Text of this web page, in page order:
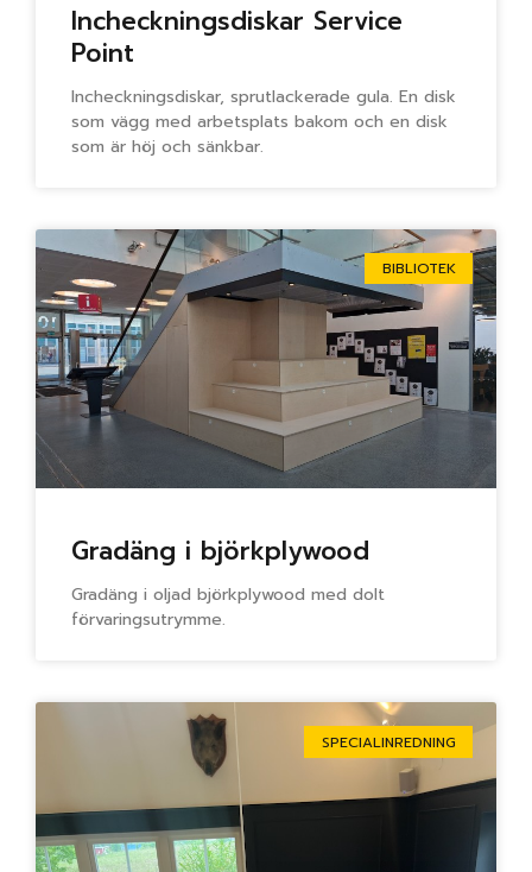
Incheckningsdiskar Service
Point
Incheckningsdiskar, sprutlackerade gula. En disk
som vägg med arbetsplats bakom och en disk
som är höj och sänkbar.
BIBLIOTEK
Gradäng i björkplywood
Gradäng i oljad björkplywood med dolt
förvaringsutrymme.
SPECIALINREDNING